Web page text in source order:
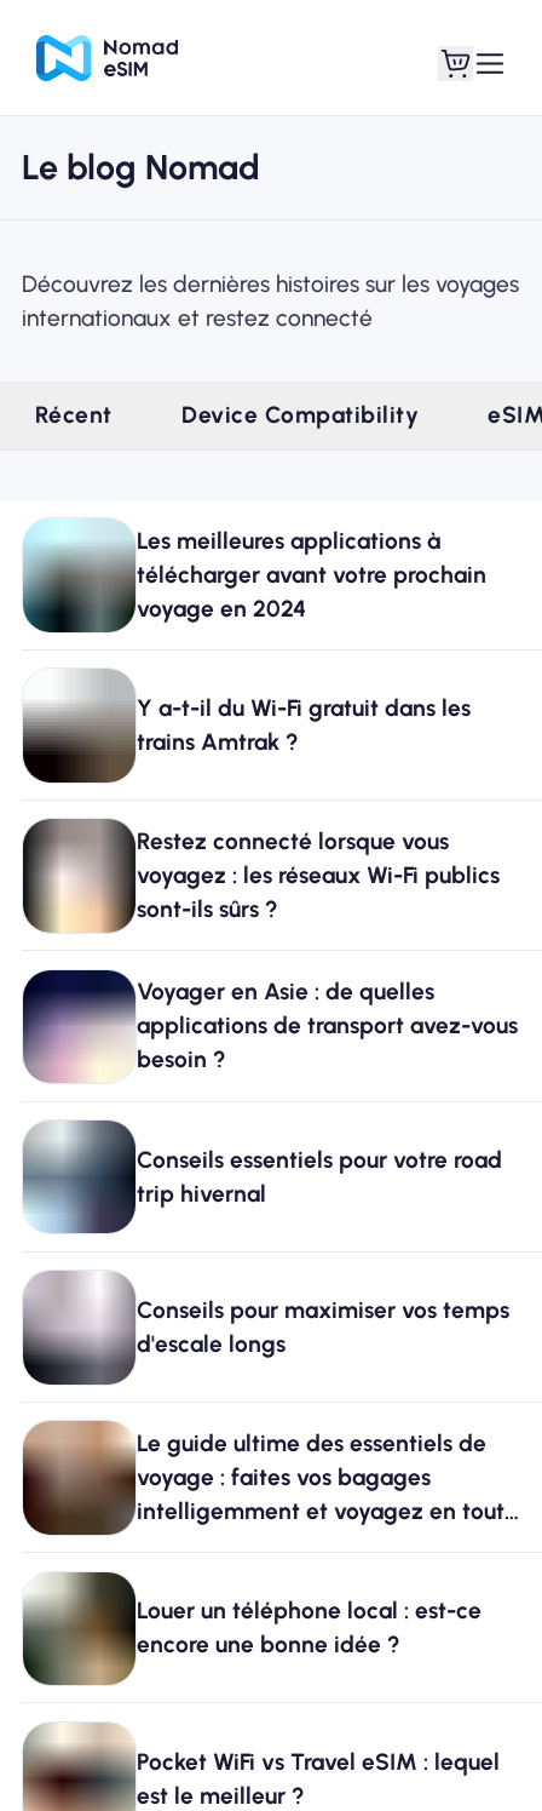
Connexion /
Pourquoi Nomad eSIM
Utiliser une eSIM
Pour le business
Le blog Nomad
Découvrez les dernières histoires sur les voyages
internationaux et restez connecté
Récent Device Compatibility
Les meilleures applications à
télécharger avant votre prochain
voyage en 2024
Y a-t-il du Wi-Fi gratuit dans les
trains Amtrak ?
Restez connecté lorsque vous
voyagez : les réseaux Wi-Fi publics
sont-ils sûrs ?
Voyager en Asie : de quelles
applications de transport avez-vous
besoin ?
Conseils essentiels pour votre road
trip hivernal
Conseils pour maximiser vos temps
d'escale longs
Le guide ultime des essentiels de
voyage : faites vos bagages
intelligemment et voyagez en toute
simplicité
Louer un téléphone local : est-ce
encore une bonne idée ?
Pocket WiFi vs Travel eSIM : lequel
est le meilleur ?